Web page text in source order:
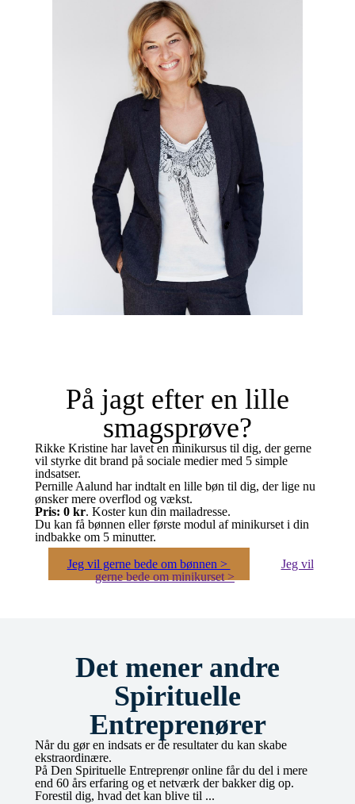
På jagt efter en lille
smagsprøve?
Rikke Kristine har lavet en minikursus til dig, der gerne
vil styrke dit brand på sociale medier med 5 simple
indsatser.
Pernille Aalund har indtalt en lille bøn til dig, der lige nu
ønsker mere overflod og vækst.
Pris: 0 kr. Koster kun din mailadresse.
Du kan få bønnen eller første modul af minikurset i din
indbakke om 5 minutter.
Jeg vil gerne bede om bønnen >
Jeg vil
gerne bede om minikurset >
Det mener andre
Spirituelle
Entreprenører
Når du gør en indsats er de resultater du kan skabe
ekstraordinære.
På Den Spirituelle Entreprenør online får du del i mere
end 60 års erfaring og et netværk der bakker dig op.
Forestil dig, hvad det kan blive til ...